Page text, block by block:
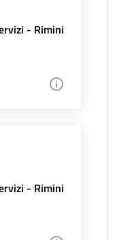
- Rimini
- Rimini